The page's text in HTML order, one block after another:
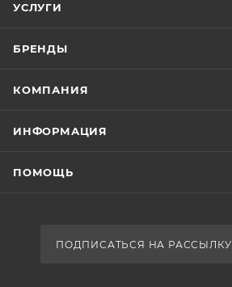
УСЛУГИ
БРЕНДЫ
КОМПАНИЯ
ИНФОРМАЦИЯ
ПОМОЩЬ
ПОДПИСАТЬСЯ НА РАССЫЛКУ